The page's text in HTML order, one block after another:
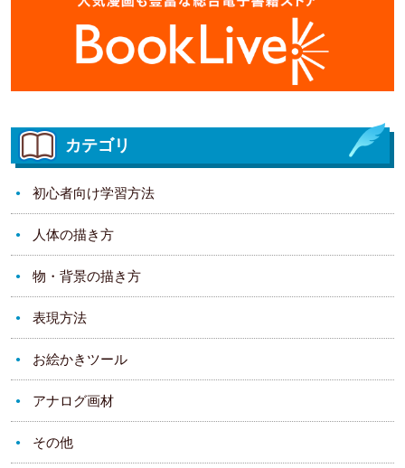
カテゴリ
初心者向け学習方法
人体の描き方
物・背景の描き方
表現方法
お絵かきツール
アナログ画材
その他